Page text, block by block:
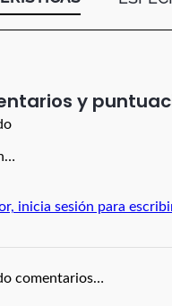
inicia sesión para
comentarios…